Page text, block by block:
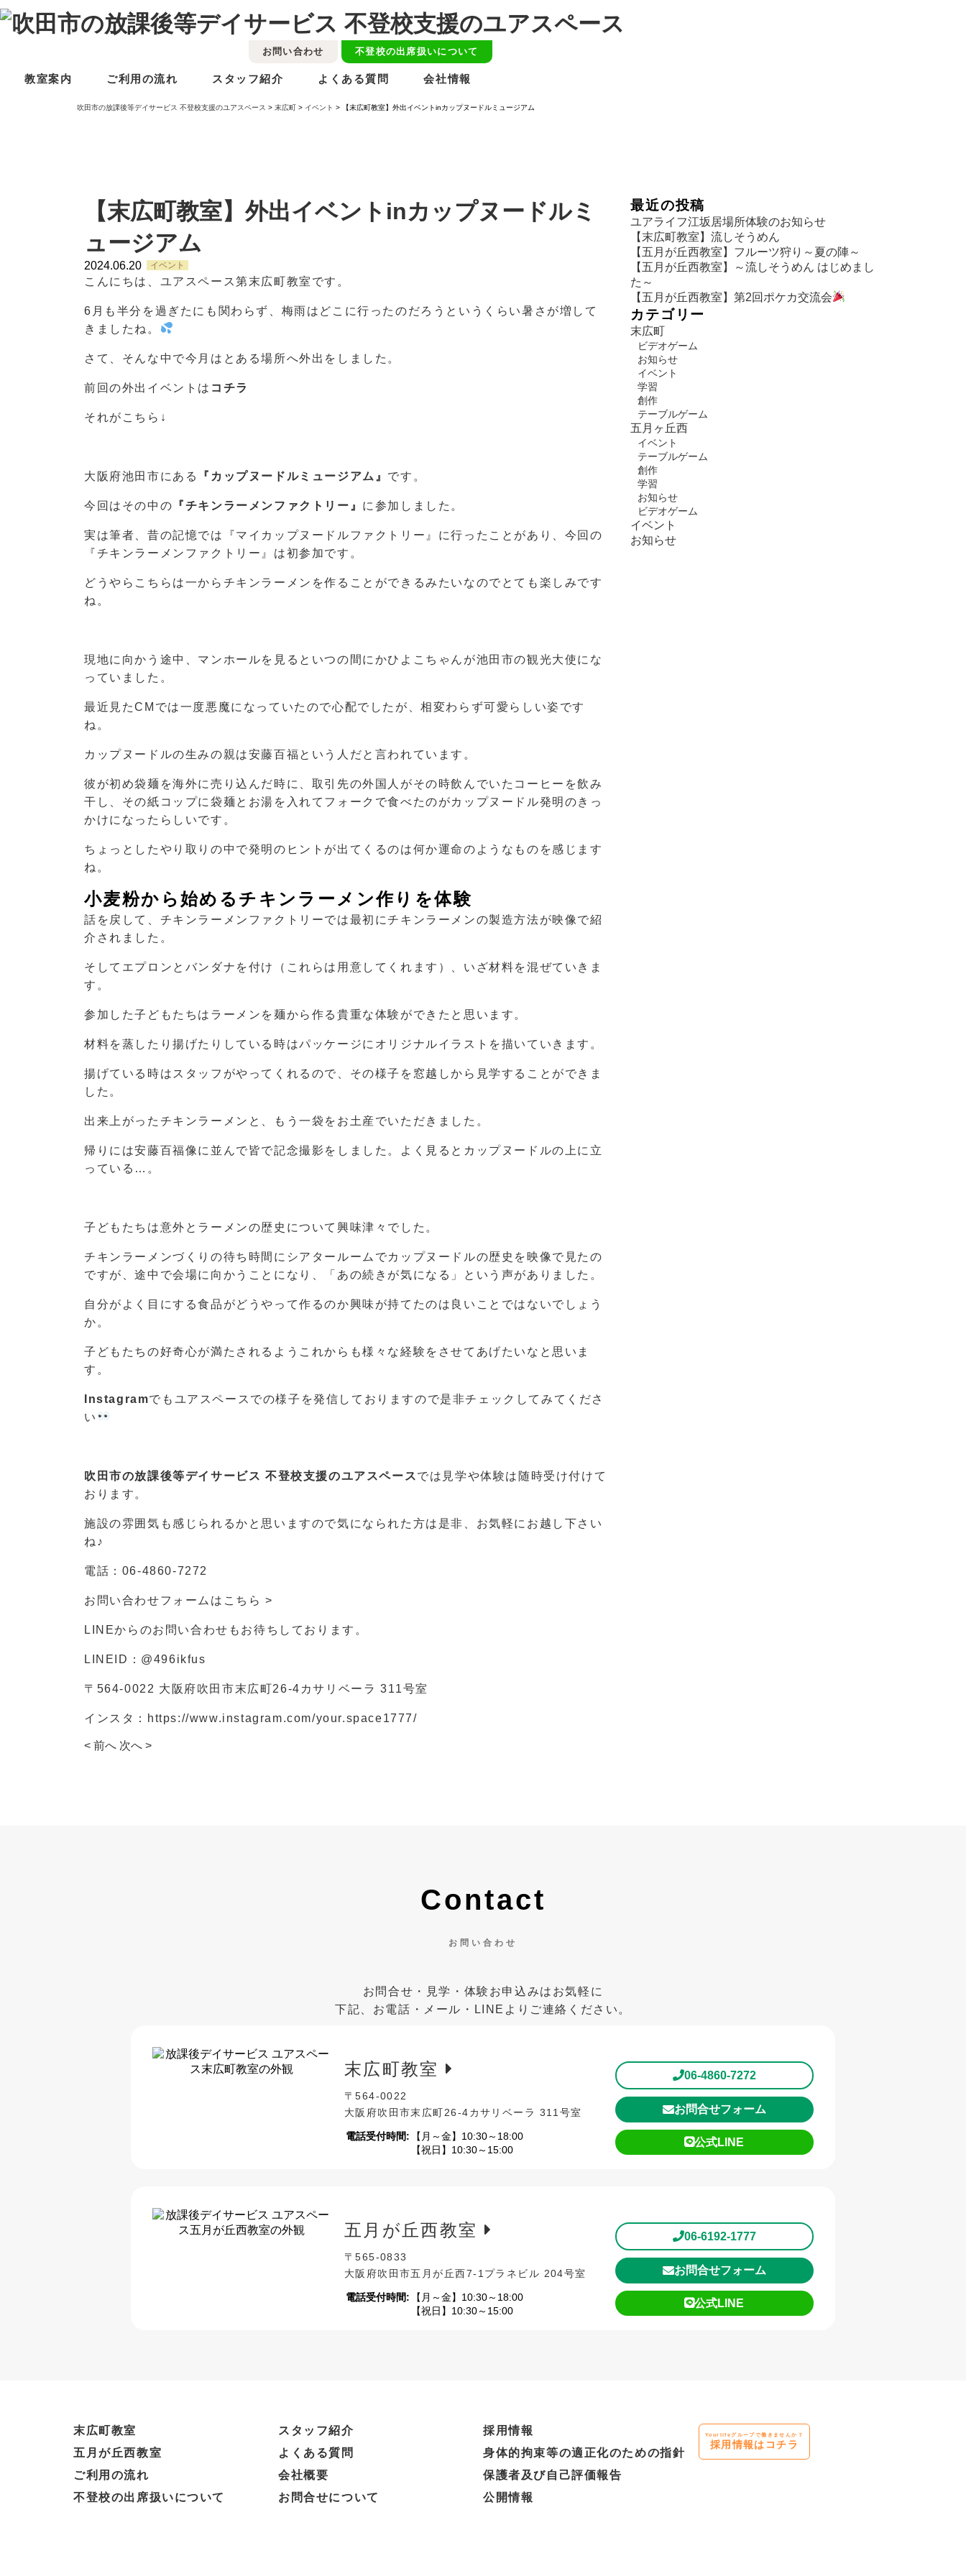
お問い合わせ 不登校の出席扱いについて
教室案内 ご利用の流れ スタッフ紹介 よくある質問 会社情報
吹田市の放課後等デイサービス 不登校支援のユアスペース > 末広町 > イベント > 【末広町教室】外出イベントinカップヌードルミュージアム
【末広町教室】外出イベントinカップヌードルミ
ュージアム
2024.06.20 イベント
こんにちは、ユアスペース第末広町教室です。
6月も半分を過ぎたにも関わらず、梅雨はどこに行ったのだろうというくらい暑さが増して
きましたね。
さて、そんな中で今月はとある場所へ外出をしました。
前回の外出イベントは コチラ
それがこちら↓
大阪府池田市にある 『カップヌードルミュージアム』 です。
今回はその中の 『チキンラーメンファクトリー』 に参加しました。
実は筆者、昔の記憶では『マイカップヌードルファクトリー』に行ったことがあり、今回の
『チキンラーメンファクトリー』は初参加です。
どうやらこちらは一からチキンラーメンを作ることができるみたいなのでとても楽しみです
ね。
現地に向かう途中、マンホールを見るといつの間にかひよこちゃんが池田市の観光大使にな
っていました。
最近見たCMでは一度悪魔になっていたので心配でしたが、相変わらず可愛らしい姿です
ね。
カップヌードルの生みの親は安藤百福という人だと言われています。
彼が初め袋麺を海外に売り込んだ時に、取引先の外国人がその時飲んでいたコーヒーを飲み
干し、その紙コップに袋麺とお湯を入れてフォークで食べたのがカップヌードル発明のきっ
かけになったらしいです。
ちょっとしたやり取りの中で発明のヒントが出てくるのは何か運命のようなものを感じます
ね。
小麦粉から始めるチキンラーメン作りを体験
話を戻して、チキンラーメンファクトリーでは最初にチキンラーメンの製造方法が映像で紹
介されました。
そしてエプロンとバンダナを付け（これらは用意してくれます）、いざ材料を混ぜていきま
す。
参加した子どもたちはラーメンを麺から作る貴重な体験ができたと思います。
材料を蒸したり揚げたりしている時はパッケージにオリジナルイラストを描いていきます。
揚げている時はスタッフがやってくれるので、その様子を窓越しから見学することができま
した。
出来上がったチキンラーメンと、もう一袋をお土産でいただきました。
帰りには安藤百福像に並んで皆で記念撮影をしました。よく見るとカップヌードルの上に立
っている…。
子どもたちは意外とラーメンの歴史について興味津々でした。
チキンラーメンづくりの待ち時間にシアタールームでカップヌードルの歴史を映像で見たの
ですが、途中で会場に向かうことになり、「あの続きが気になる」という声がありました。
自分がよく目にする食品がどうやって作るのか興味が持てたのは良いことではないでしょう
か。
子どもたちの好奇心が満たされるようこれからも様々な経験をさせてあげたいなと思いま
す。
Instagramでもユアスペースでの様子を発信しておりますので是非チェックしてみてくださ
い
吹田市の放課後等デイサービス 不登校支援のユアスペースでは見学や体験は随時受け付けて
おります。
施設の雰囲気も感じられるかと思いますので気になられた方は是非、お気軽にお越し下さい
ね♪
電話： 06-4860-7272
お問い合わせフォームは こちら >
LINEからのお問い合わせもお待ちしております。
LINEID： @496ikfus
〒564-0022 大阪府吹田市末広町26-4カサリベーラ 311号室
インスタ： https://www.instagram.com/your.space1777/
< 前へ 次へ >
最近の投稿
ユアライフ江坂居場所体験のお知らせ
【末広町教室】流しそうめん
【五月が丘西教室】フルーツ狩り～夏の陣～
【五月が丘西教室】～流しそうめん はじめまし
た～
【五月が丘西教室】第2回ポケカ交流会
カテゴリー
末広町
ビデオゲーム
お知らせ
イベント
学習
創作
テーブルゲーム
五月ヶ丘西
イベント
テーブルゲーム
創作
学習
お知らせ
ビデオゲーム
イベント
お知らせ
Contact
お問い合わせ
お問合せ・見学・体験 お申込みはお気軽に
下記、お電話・メール・LINEよりご連絡ください。
末広町教室
〒564-0022
大阪府吹田市末広町26-4カサリベーラ 311号室
電話受付時間:
【月～金】10:30～18:00
【祝日】10:30～15:00
06-4860-7272
お問合せフォーム
公式LINE
五月が丘西教室
〒565-0833
大阪府吹田市五月が丘西7-1 プラネビル 204号室
電話受付時間:
【月～金】10:30～18:00
【祝日】10:30～15:00
06-6192-1777
お問合せフォーム
公式LINE
末広町教室
五月が丘西教室
ご利用の流れ
不登校の出席扱いについて
スタッフ紹介
よくある質問
会社概要
お問合せについて
採用情報
身体的拘束等の適正化のための指針
保護者及び自己評価報告
公開情報
Yourlifeグループで働きませんか？
採用情報はコチラ